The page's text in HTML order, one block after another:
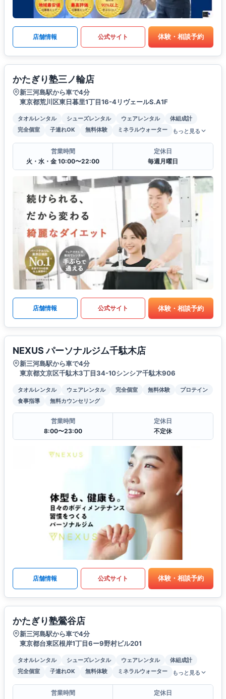
店舗情報 公式サイト 体験・相談予約
かたぎり塾三ノ輪店
新三河島駅から車で4分
東京都荒川区東日暮里1丁目16-4リヴェールS.A1F
タオルレンタル シューズレンタル ウェアレンタル
体組成計
完全個室
子連れOK 無料体験 ミネラルウォーター もっと見る
営業時間
火・水・金 10:00〜22:00
定休日
毎週月曜日
店舗情報 公式サイト 体験・相談予約
NEXUS パーソナルジム千駄木店
新三河島駅から車で4分
東京都文京区千駄木3丁目34-10シンシア千駄木906
タオルレンタル ウェアレンタル 完全個室 無料体験
プロテイン
食事指導
無料カウンセリング
営業時間
8:00〜23:00
定休日
不定休
店舗情報 公式サイト 体験・相談予約
かたぎり塾鶯谷店
新三河島駅から車で4分
東京都台東区根岸1丁目6ー9野村ビル201
タオルレンタル シューズレンタル ウェアレンタル
体組成計
完全個室
子連れOK 無料体験 ミネラルウォーター もっと見る
営業時間
定休日